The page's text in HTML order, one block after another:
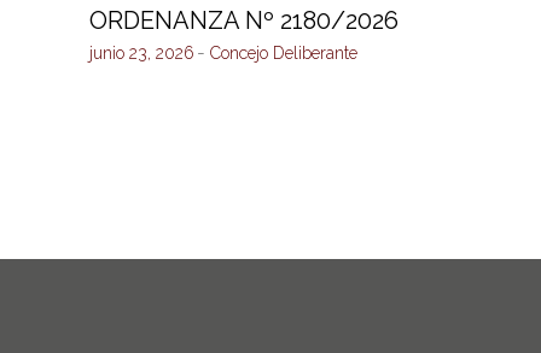
ORDENANZA Nº 2180/2026
junio 23, 2026 Concejo Deliberante